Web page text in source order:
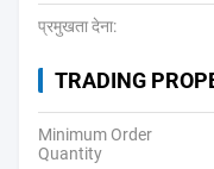
प्रमुखता देना:
TRADING
Minimum Order
Quantity